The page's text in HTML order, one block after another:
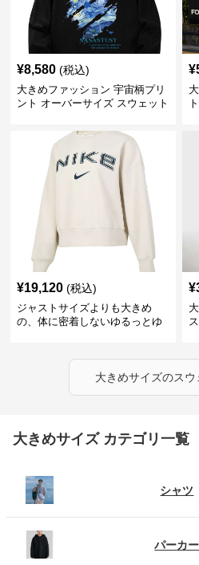
¥8,580 (税込)
大きめファッション 宇宙柄プリ
ント オーバーサイズ スウェット
¥
¥19,120 (税込)
ジャストサイズよりも大きめ
の、体に密着しないゆるっとゆ
スウェット
¥
大きめサイズのスウ
大きめサイズ カテゴリ一覧
シャツ
パーカー